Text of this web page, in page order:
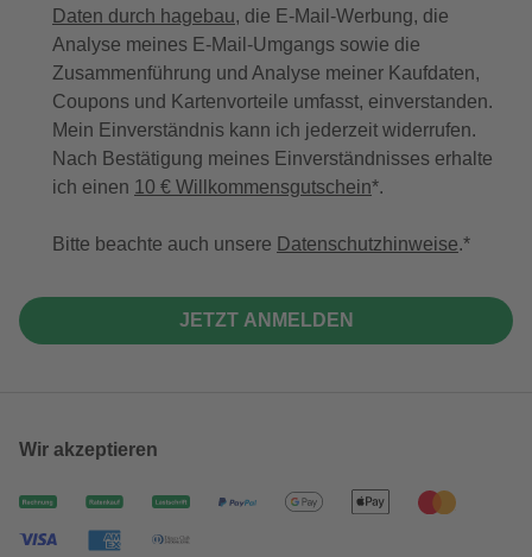
Daten durch hagebau, die E-Mail-Werbung, die
Analyse meines E-Mail-Umgangs sowie die
Zusammenführung und Analyse meiner Kaufdaten,
Coupons und Kartenvorteile umfasst, einverstanden.
Mein Einverständnis kann ich jederzeit widerrufen.
Nach Bestätigung meines Einverständnisses erhalte
ich einen 10 € Willkommensgutschein*.
Bitte beachte auch unsere Datenschutzhinweise.
JETZT ANMELDEN
Wir akzeptieren